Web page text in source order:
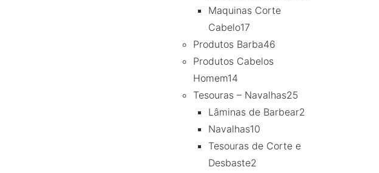
Maquinas Corte
Cabelo17
Produtos Barba46
Produtos Cabelos
Homem14
Tesouras – Navalhas25
Lâminas de Barbear2
Navalhas10
Tesouras de Corte e
Desbaste2